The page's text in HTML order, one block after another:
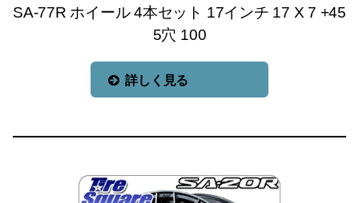
SA-77R ホイール 4本セット 17インチ 17 X 7 +45
5穴 100
詳しく見る